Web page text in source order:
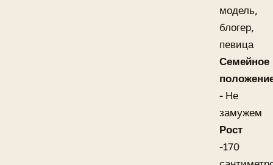
модель,
блогер,
певица
Семейное
- Не
замужем
Рост
-170